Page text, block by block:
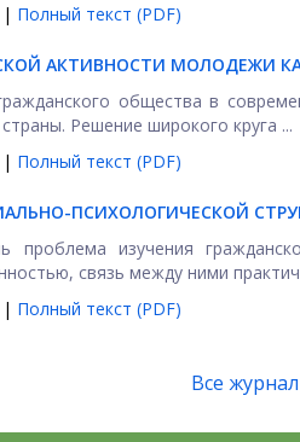
| Полный текст (PDF)
АКТИВНОСТИ МОЛОДЕЖИ
общества в
Решение широкого круга ...
| Полный текст (PDF)
ПСИХОЛОГИЧЕСКОЙ
проблема изучения
связь между ними
| Полный текст (PDF)
Все